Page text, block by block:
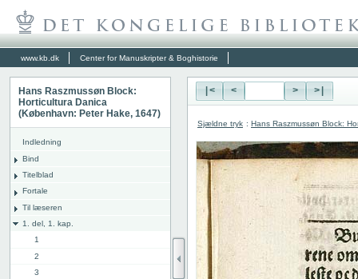
www.kb.dk Center for Manuskripter & Boghistorie
Hans Raszmussøn Block:
Horticultura Danica
(København: Peter Hake, 1647)
Indledning
Bind
Titelblad
Fortale
Til læseren
1. del, 1. kap.
1
2
3
|< < > >|
Sjældne tryk : Hans Raszmussøn Block: